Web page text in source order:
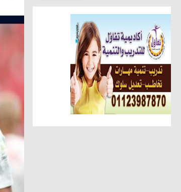
تهنئة الجريدة
أهم الأخبار
الوحدة المحلية
حوادث وقضايا
ضبط عاطل وسيدة
مقالات وكتّاب
عطوة الزقم يكتب..
مقالات وكتّاب
شافيه ابو سمرة
شحاتة يهنئ عبد